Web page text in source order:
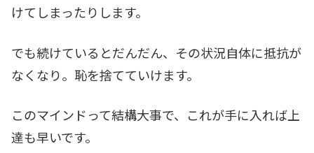
けてしまったりします。
でも続けているとだんだん、その状況自体に抵抗が
なくなり。恥を捨てていけます。
このマインドって結構大事で、これが手に入れば上
達も早いです。